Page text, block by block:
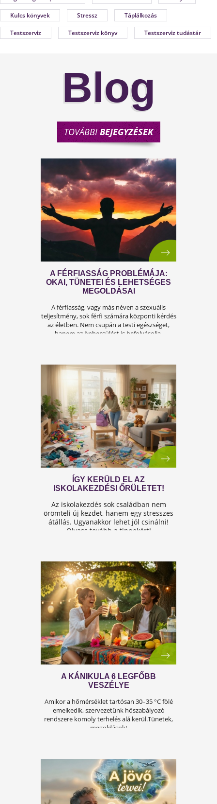
Kulcs könyvek Stressz Táplálkozás
Testszerviz Testszerviz könyv Testszerviz tudástár
Blog
TOVÁBBIBEJEGYZÉSEK
A FÉRFIASSÁG PROBLÉMÁJA:
A férfiasság, vagy más néven a szexuális
teljesítmény, sok férfi számára központi
az életben. Nem csupán a testi egészséget,
hanem az önbecsülést is befolyásolja.